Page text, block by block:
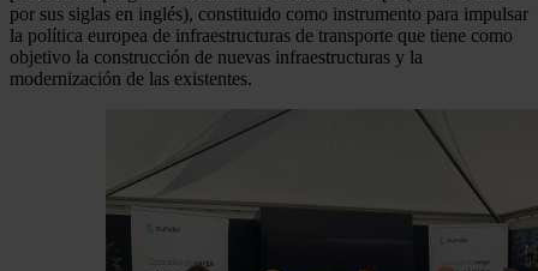
por sus siglas en inglés), constituido como instrumento para impulsar
la política europea de infraestructuras de transporte que tiene como
objetivo la construcción de nuevas infraestructuras y la
modernización de las existentes.